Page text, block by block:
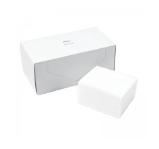
ン、ゲットウ葉エキス）を配合して
いるから、カサつき・くすみ(*)など
の乾燥悩みも解決＆うるおい長持
ち。通常色は、どんな肌色にも似合
うカラーで、唇を美しく魅せながら
ケアします。マスクに色移りしにく